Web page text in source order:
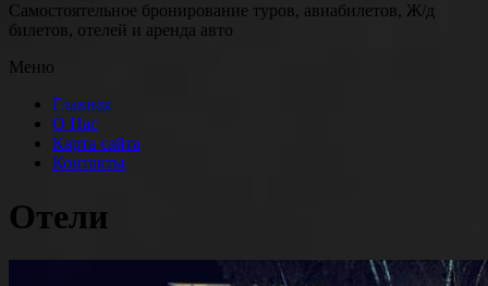
Самостоятельное бронирование туров, авиабилетов, Ж/д
билетов, отелей и аренда авто
Меню
Главная
О Нас
Карта сайта
Контакты
Отели